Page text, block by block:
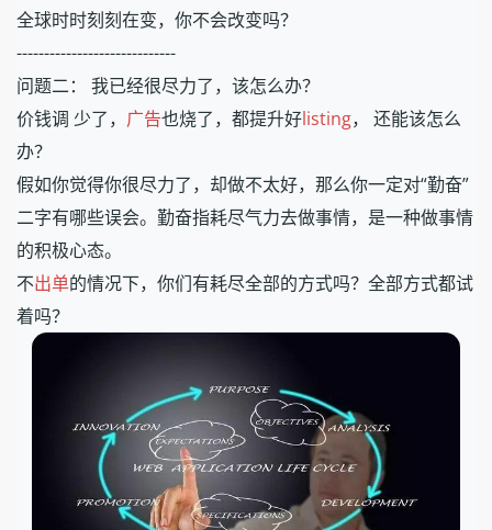
全球时时刻刻在变，你不会改变吗？
-----------------------------
问题二： 我已经很尽力了，该怎么办？
价钱调 少了， 广告也烧了，都提升好listing， 还能该怎么
办？
假如你觉得你很尽力了，却做不太好，那么你一定对“勤奋”
二字有哪些误会。勤奋指耗尽气力去做事情，是一种做事情
的积极心态。
不出单的情况下，你们有耗尽全部的方式吗？全部方式都试
着吗？